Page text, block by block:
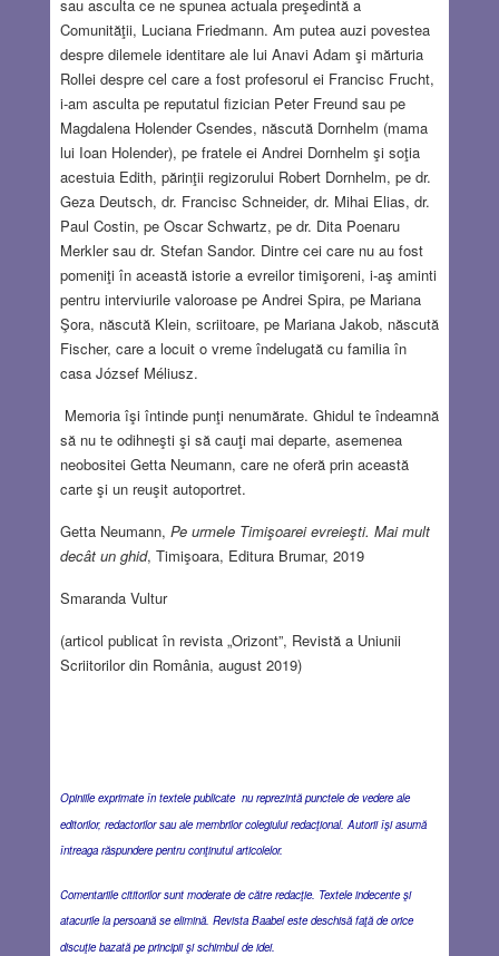
sau asculta ce ne spunea actuala preşedintă a
Comunităţii, Luciana Friedmann. Am putea auzi povestea
despre dilemele identitare ale lui Anavi Adam şi mărturia
Rollei despre cel care a fost profesorul ei Francisc Frucht,
i-am asculta pe reputatul fizician Peter Freund sau pe
Magdalena Holender Csendes, născută Dornhelm (mama
lui Ioan Holender), pe fratele ei Andrei Dornhelm şi soţia
acestuia Edith, părinţii regizorului Robert Dornhelm, pe dr.
Geza Deutsch, dr. Francisc Schneider, dr. Mihai Elias, dr.
Paul Costin, pe Oscar Schwartz, pe dr. Dita Poenaru
Merkler sau dr. Stefan Sandor. Dintre cei care nu au fost
pomeniţi în această istorie a evreilor timişoreni, i-aş aminti
pentru interviurile valoroase pe Andrei Spira, pe Mariana
Şora, născută Klein, scriitoare, pe Mariana Jakob, născută
Fischer, care a locuit o vreme îndelugată cu familia în
casa József Méliusz.
Memoria îşi întinde punţi nenumărate. Ghidul te îndeamnă
să nu te odihneşti şi să cauţi mai departe, asemenea
neobositei Getta Neumann, care ne oferă prin această
carte şi un reuşit autoportret.
Getta Neumann, Pe urmele Timişoarei evreieşti. Mai mult
decât un ghid, Timişoara, Editura Brumar, 2019
Smaranda Vultur
(articol publicat în revista „Orizont”, Revistă a Uniunii
Scriitorilor din România, august 2019)
Opiniile exprimate în textele publicate nu reprezintă punctele de vedere ale
editorilor, redactorilor sau ale membrilor colegiului redacţional. Autorii îşi asumă
întreaga răspundere pentru conţinutul articolelor.
Comentariile cititorilor sunt moderate de către redacţie. Textele indecente şi
atacurile la persoană se elimină. Revista Baabel este deschisă faţă de orice
discuţie bazată pe principii şi schimbul de idei.